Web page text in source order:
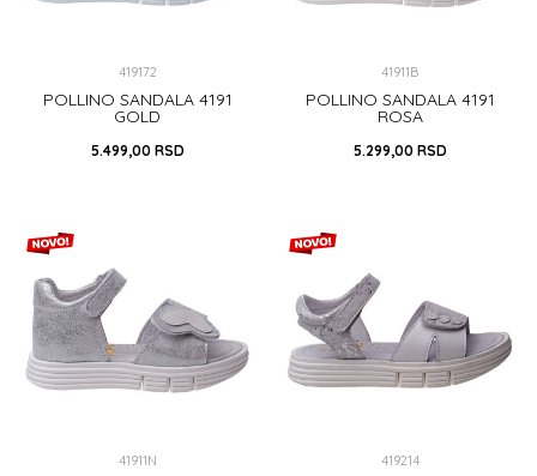
419172
POLLINO SANDALA 4191
GOLD
5.499,00 RSD
DODAJ U KORPU
41911B
POLLINO SANDALA 4191
ROSA
5.299,00 RSD
DODAJ U KORPU
41911N 419214